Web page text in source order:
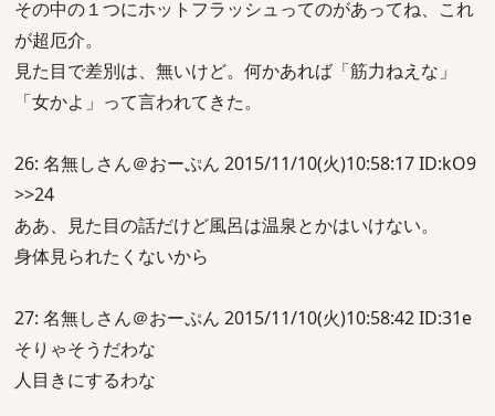
その中の１つにホットフラッシュってのがあってね、これ
が超厄介。
見た目で差別は、無いけど。何かあれば「筋力ねえな」
「女かよ」って言われてきた。
26: 名無しさん＠おーぷん 2015/11/10(火)10:58:17 ID:kO9
>>24
ああ、見た目の話だけど風呂は温泉とかはいけない。
身体見られたくないから
27: 名無しさん＠おーぷん 2015/11/10(火)10:58:42 ID:31e
そりゃそうだわな
人目きにするわな